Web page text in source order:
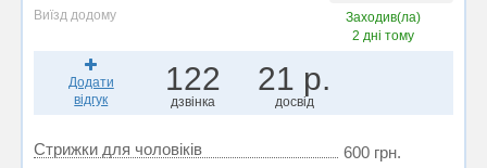
Виїзд додому
Заходив(ла)
2 дні тому
Додати
відгук
122
дзвінка
21 р.
досвід
Стрижки для чоловіків
600 грн.